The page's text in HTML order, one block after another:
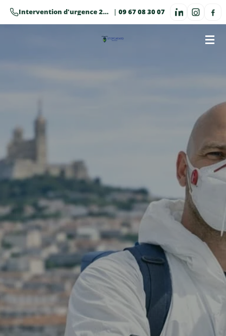
Intervention d'urgence 24h/24 · 7j/7 | 09 67 08 30 07
Passer
au